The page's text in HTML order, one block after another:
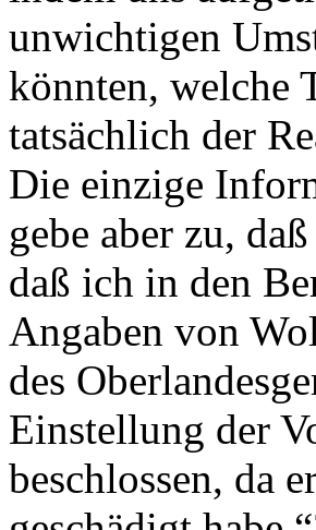
unwichtigen
könnten, welche
tatsächlich der
Die einzige
gebe aber zu,
daß ich in den
Angaben von
des
Einstellung der
beschlossen, da